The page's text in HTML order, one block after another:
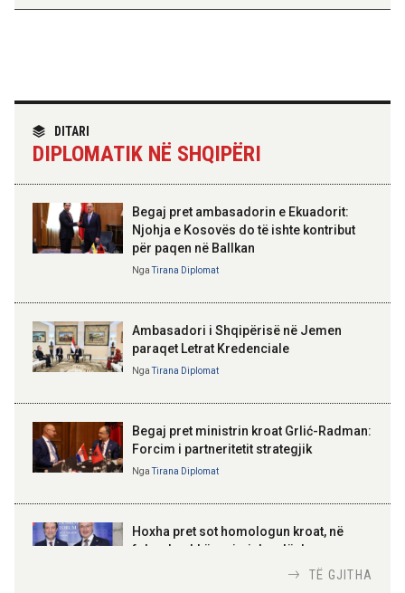
Rritet me 127 miliardë lekë
qarkullimi i bizneseve në
gjashtëmujorin e parë 2026
11:44 07-08-2026
Turistët e huaj: Durrësi na
surprizoi me mikpritjen, plazhet
dhe çmimet e favorshme
Hapet për qarkullim një tjetër
segment i Korridorit VIII, vijojnë
punimet në Elbasan-Qafë Thanë
TIRANA DIPLOMAT
Skënderbeut dhe Ismail
Kosovë!
100-vjetori i themelimit të
Urdhrit të Skënderbeut
DITARI
DIPLOMATIK NË SHQIPËRI
Begaj pret ambasadorin e Ekuadorit:
Njohja e Kosovës do të ishte kontribut
për paqen në Ballkan
NgaTirana Diplomat
Ambasadori i Shqipërisë në Jemen
paraqet Letrat Kredenciale
NgaTirana Diplomat
Begaj pret ministrin kroat Grlić-Radman:
Forcim i partneritetit strategjik
NgaTirana Diplomat
Hoxha pret sot homologun kroat, në
fokus bashkëpunimi dypalësh
TË GJITHA